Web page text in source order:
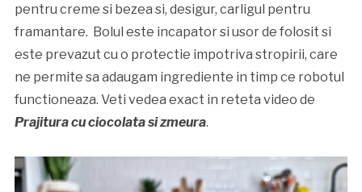
pentru creme si bezea si, desigur, carligul pentru
framantare. Bolul este incapator si usor de folosit si
este prevazut cu o protectie impotriva stropirii, care
ne permite sa adaugam ingrediente in timp ce robotul
functioneaza. Veti vedea exact in reteta video de
Prajitura cu ciocolata si zmeura.